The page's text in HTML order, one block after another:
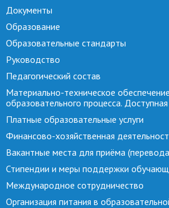
Документы
Образование
Образовательные стандарты
Руководство
Педагогический состав
Материально-техническое
образовательного процесса.
Платные образовательные услуги
Финансово-хозяйственная
Вакантные места для приёма
Стипендии и меры поддержки
Международное сотрудничество
Организация питания в